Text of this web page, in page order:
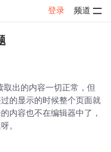
登录 频道
情
取出的内容一切正常，但
的显示的时候整个页面就
内容也不在编辑器中了，
。